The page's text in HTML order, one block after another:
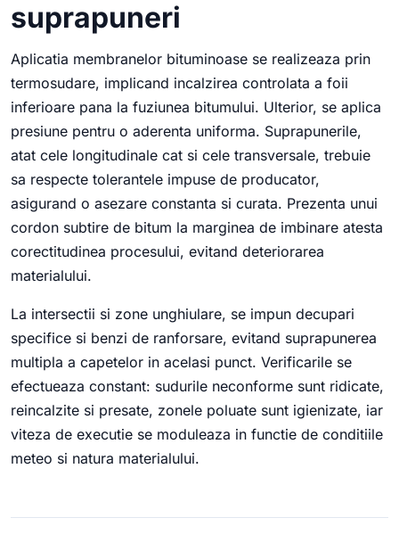
suprapuneri
Aplicatia membranelor bituminoase se realizeaza prin
termosudare, implicand incalzirea controlata a foii
inferioare pana la fuziunea bitumului. Ulterior, se aplica
presiune pentru o aderenta uniforma. Suprapunerile,
atat cele longitudinale cat si cele transversale, trebuie
sa respecte tolerantele impuse de producator,
asigurand o asezare constanta si curata. Prezenta unui
cordon subtire de bitum la marginea de imbinare atesta
corectitudinea procesului, evitand deteriorarea
materialului.
La intersectii si zone unghiulare, se impun decupari
specifice si benzi de ranforsare, evitand suprapunerea
multipla a capetelor in acelasi punct. Verificarile se
efectueaza constant: sudurile neconforme sunt ridicate,
reincalzite si presate, zonele poluate sunt igienizate, iar
viteza de executie se moduleaza in functie de conditiile
meteo si natura materialului.